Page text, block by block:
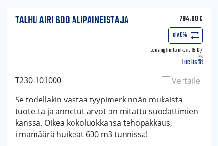
TALHU AIRI 600 ALIPAINEISTAJA 794,00€
alv 0%
Leasing hinta alk. n.15€/
kk
Lue lisää
T230-101000
Vertaile
Se todellakin vastaa tyypimerkinnän mukaista
tuotetta ja annetut arvot on mitattu suodattimien
kanssa. Oikea kokoluokkansa tehopakkaus,
ilmamäärä huikeat 600 m3 tunnissa!